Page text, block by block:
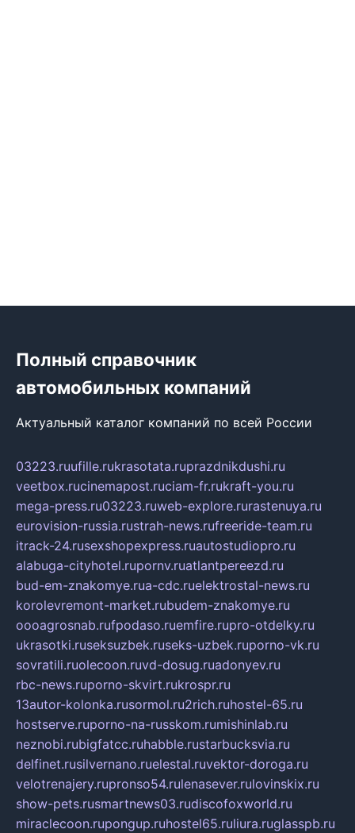
Полный справочник
автомобильных компаний
Актуальный каталог компаний по всей России
03223.ruufille.rukrasotata.ruprazdnikdushi.ru
veetbox.rucinemapost.ruciam-fr.rukraft-you.ru
mega-press.ru03223.ruweb-explore.rurastenuya.ru
eurovision-russia.rustrah-news.rufreeride-team.ru
itrack-24.rusexshopexpress.ruautostudiopro.ru
alabuga-cityhotel.rupornv.ruatlantpereezd.ru
bud-em-znakomye.rua-cdc.ruelektrostal-news.ru
korolevremont-market.rubudem-znakomye.ru
oooagrosnab.rufpodaso.ruemfire.rupro-otdelky.ru
ukrasotki.ruseksuzbek.ruseks-uzbek.ruporno-vk.ru
sovratili.ruolecoon.ruvd-dosug.ruadonyev.ru
rbc-news.ruporno-skvirt.rukrospr.ru
13autor-kolonka.rusormol.ru2rich.ruhostel-65.ru
hostserve.ruporno-na-russkom.rumishinlab.ru
neznobi.rubigfatcc.ruhabble.rustarbucksvia.ru
delfinet.rusilvernano.ruelestal.ruvektor-doroga.ru
velotrenajery.rupronso54.rulenasever.rulovinskix.ru
show-pets.rusmartnews03.rudiscofoxworld.ru
miraclecoon.rupongup.ruhostel65.ruliura.ruglasspb.ru